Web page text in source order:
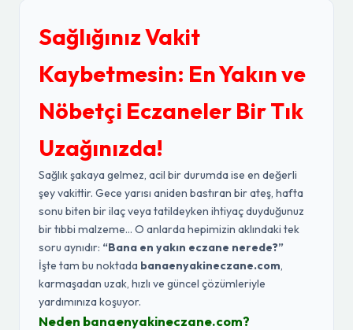
Sağlığınız Vakit
Kaybetmesin: En Yakın ve
Nöbetçi Eczaneler Bir Tık
Uzağınızda!
Sağlık şakaya gelmez, acil bir durumda ise en değerli
şey vakittir. Gece yarısı aniden bastıran bir ateş, hafta
sonu biten bir ilaç veya tatildeyken ihtiyaç duyduğunuz
bir tıbbi malzeme... O anlarda hepimizin aklındaki tek
soru aynıdır: “Bana en yakın eczane nerede?”
İşte tam bu noktada banaenyakineczane.com,
karmaşadan uzak, hızlı ve güncel çözümleriyle
yardımınıza koşuyor.
Neden banaenyakineczane.com?